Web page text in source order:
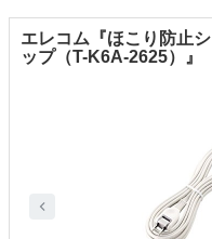
エレコム『ほこり防止
ップ（T-K6A-2625）』